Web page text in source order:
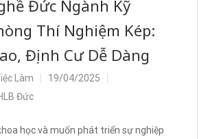
Đức Ngành Kỹ
Thí Nghiệm Kép:
Định Cư Dễ Dàng
Làm
19/04/2025
Đức
học và muốn phát triển sự nghiệp